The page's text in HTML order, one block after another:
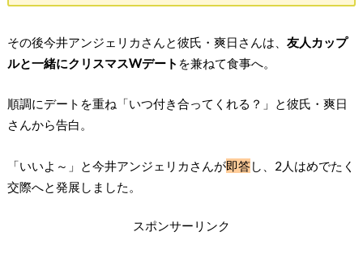
その後今井アンジェリカさんと彼氏・爽日さんは、 友人カップ
ルと一緒にクリスマスWデート を兼ねて食事へ。
順調にデートを重ね「いつ付き合ってくれる？」と彼氏・爽日
さんから告白。
「いいよ～」と今井アンジェリカさんが即答し、2人はめでたく
交際へと発展しました。
スポンサーリンク